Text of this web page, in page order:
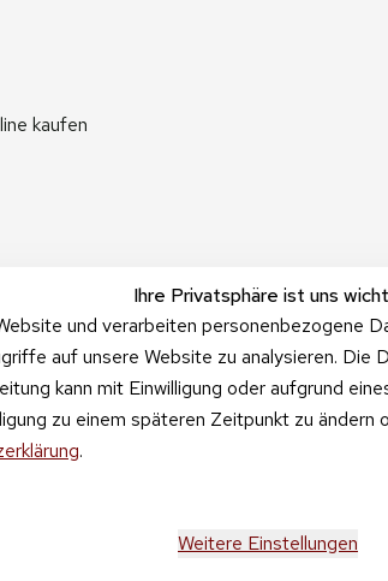
Ihre Privatsphäre ist uns
und verarbeiten personenbezogene
auf unsere Website zu analysieren.
kann mit Einwilligung oder aufgrund
zu einem späteren Zeitpunkt zu ändern
.
Weitere Einstellungen
kaufen